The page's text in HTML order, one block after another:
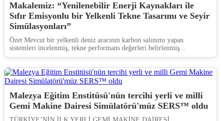
Makalemiz: “Yenilenebilir Enerji Kaynakları ile
Sıfır Emisyonlu bir Yelkenli Tekne Tasarımı ve Seyir
Simülasyonları”
Özet Mevcut bir yelkenli deniz aracının karbon salınımı yapan
sistemleri incelenmiş, tekne performans değerleri belirlenmiş...
Malezya Eğitim Enstitüsü'nün tercihi yerli ve milli
Gemi Makine Dairesi Simülatörü'müz SERS™ oldu